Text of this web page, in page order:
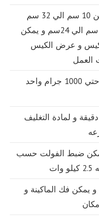
طول الكيس من 10 سم الي 32 سم
وعرض من 10 سم الي 24سم و يمكن
و عرض الكيس
من 100 جرام حتي 1000 جرام واحد
/ دقيقة و لمادة التغليف
يمكن ضبط الفولت حسب
و يمكن فك الماكينة و